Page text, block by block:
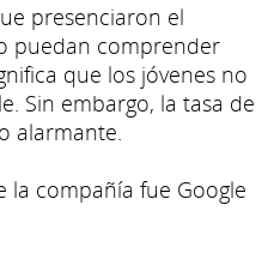
presenciaron el
puedan comprender
que los jóvenes no
Sin embargo, la tasa de
alarmante.
compañía fue Google